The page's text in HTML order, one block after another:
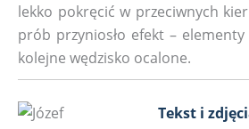
lekko pokręcić w przeciwnych
prób przyniosło efekt – elementy
kolejne wędzisko ocalone.
Tekst i